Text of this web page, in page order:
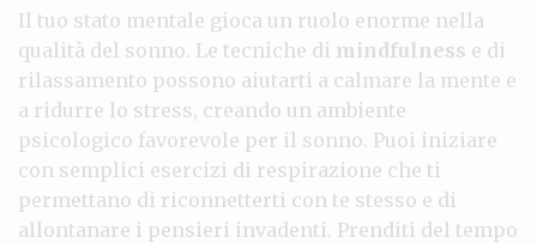
Il tuo stato mentale gioca un ruolo enorme nella
qualità del sonno. Le tecniche di mindfulness e di
rilassamento possono aiutarti a calmare la mente e
a ridurre lo stress, creando un ambiente
psicologico favorevole per il sonno. Puoi iniziare
con semplici esercizi di respirazione che ti
permettano di riconnetterti con te stesso e di
allontanare i pensieri invadenti. Prenditi del tempo